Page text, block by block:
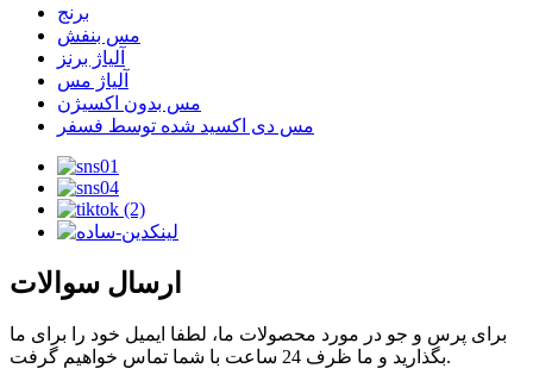
برنج
مس بنفش
آلیاژ برنز
آلیاژ مس
مس بدون اکسیژن
مس دی اکسید شده توسط فسفر
ارسال سوالات
برای پرس و جو در مورد محصولات ما، لطفا ایمیل خود را برای ما
بگذارید و ما ظرف 24 ساعت با شما تماس خواهیم گرفت.